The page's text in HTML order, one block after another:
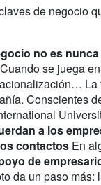
de negocio
no es
se juega
La
Conscientes
a los
contactos En
de
da un paso